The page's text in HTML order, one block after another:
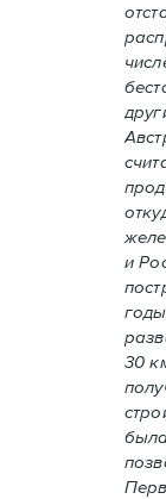
и
30